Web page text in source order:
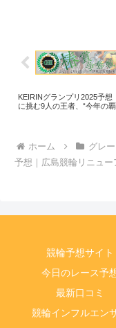
KEIRINグランプリ2025予想
に挑む9人の王者、“今年の
ホーム グレ
予想｜広島競輪リニュ
競輪予想サイト
今日のレース予
最新口コミ
競輪インフルエン